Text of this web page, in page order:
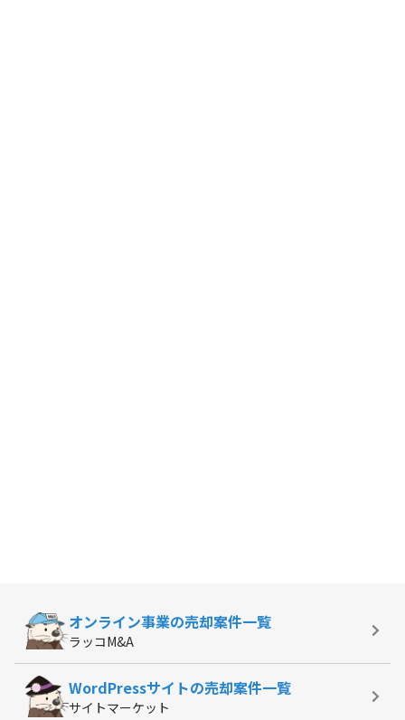
オンライン事業の売却案件一覧
ラッコM&A
WordPressサイトの売却案件一覧
サイトマーケット